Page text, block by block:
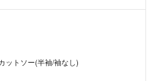
ットソー(半袖/袖なし)